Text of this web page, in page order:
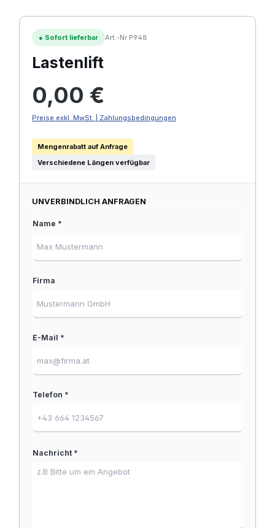
● Sofort lieferbar Art.-Nr P948
Lastenlift
0,00 €
Preise exkl. MwSt. | Zahlungsbedingungen
Mengenrabatt auf Anfrage
Verschiedene Längen verfügbar
UNVERBINDLICH ANFRAGEN
Name *
Firma
E-Mail *
Telefon *
Nachricht *